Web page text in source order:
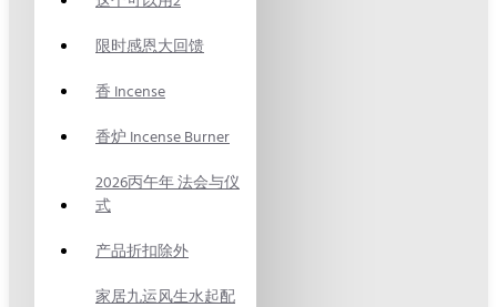
限时感恩大回馈
香 Incense
香炉 Incense Burner
2026丙午年 法会与仪
式
产品折扣除外
家居九运风生水起配